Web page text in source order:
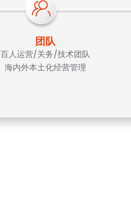
团队
百人运营/关务/技术团队
海内外本土化经营管理